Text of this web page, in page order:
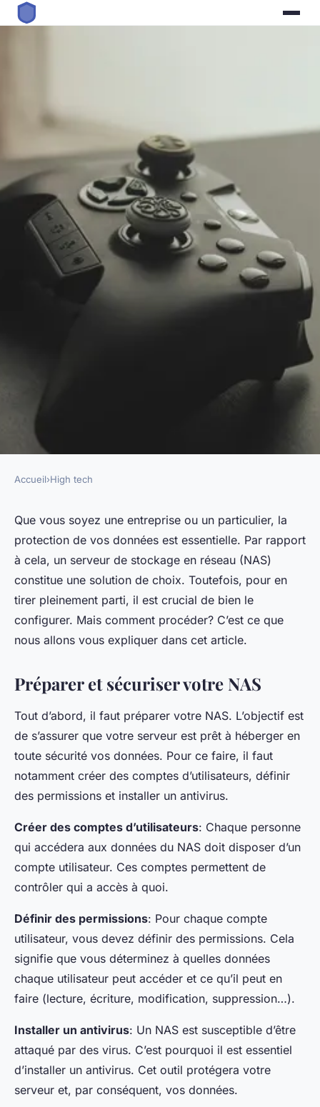
HIGH TECH
Comment configurer un
serveur de stockage en réseau
(NAS) pour une sécurité
optimale des données?
Jean•18 septembre 2024•5 min de lecture
Accueil›High tech
Que vous soyez une entreprise ou un particulier, la
protection de vos données est essentielle. Par rapport
à cela, un serveur de stockage en réseau (NAS)
constitue une solution de choix. Toutefois, pour en
tirer pleinement parti, il est crucial de bien le
configurer. Mais comment procéder? C’est ce que
nous allons vous expliquer dans cet article.
Préparer et sécuriser votre NAS
Tout d’abord, il faut préparer votre NAS. L’objectif est
de s’assurer que votre serveur est prêt à héberger en
toute sécurité vos données. Pour ce faire, il faut
notamment créer des comptes d’utilisateurs, définir
des permissions et installer un antivirus.
Créer des comptes d’utilisateurs: Chaque personne
qui accédera aux données du NAS doit disposer d’un
compte utilisateur. Ces comptes permettent de
contrôler qui a accès à quoi.
Définir des permissions: Pour chaque compte
utilisateur, vous devez définir des permissions. Cela
signifie que vous déterminez à quelles données
chaque utilisateur peut accéder et ce qu’il peut en
faire (lecture, écriture, modification, suppression…).
Installer un antivirus: Un NAS est susceptible d’être
attaqué par des virus. C’est pourquoi il est essentiel
d’installer un antivirus. Cet outil protégera votre
serveur et, par conséquent, vos données.